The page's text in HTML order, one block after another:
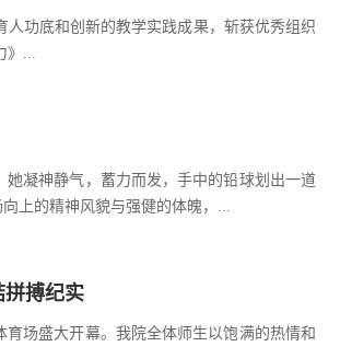
人功底和创新的教学实践成果，斩获优秀组织
力》...
凝神静气，蓄力而发，手中的铅球划出一道
上的精神风貌与强健的体魄，...
搏纪实
场盛大开幕。我院全体师生以饱满的热情和